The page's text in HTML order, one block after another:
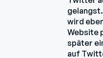
wird
Website
später
auf